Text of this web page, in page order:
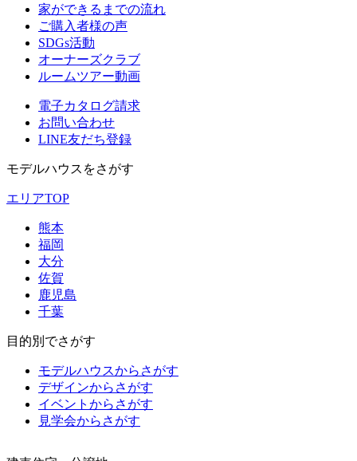
家ができるまでの流れ
ご購入者様の声
SDGs活動
オーナーズクラブ
ルームツアー動画
電子カタログ請求
お問い合わせ
LINE友だち登録
モデルハウスをさがす
エリアTOP
熊本
福岡
大分
佐賀
鹿児島
千葉
目的別でさがす
モデルハウスからさがす
デザインからさがす
イベントからさがす
見学会からさがす